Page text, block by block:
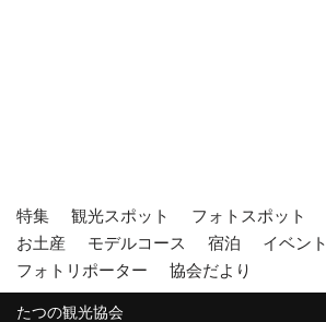
特集 観光スポット フォトスポット
お土産
モデルコース 宿泊 イベント
フォトリポーター
協会だより
たつの観光協会